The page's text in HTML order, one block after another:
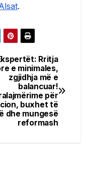
.
Rritja
e minimales,
zgjidhja më e
balancuar!
për
buxhet të
dhe mungesë
reformash